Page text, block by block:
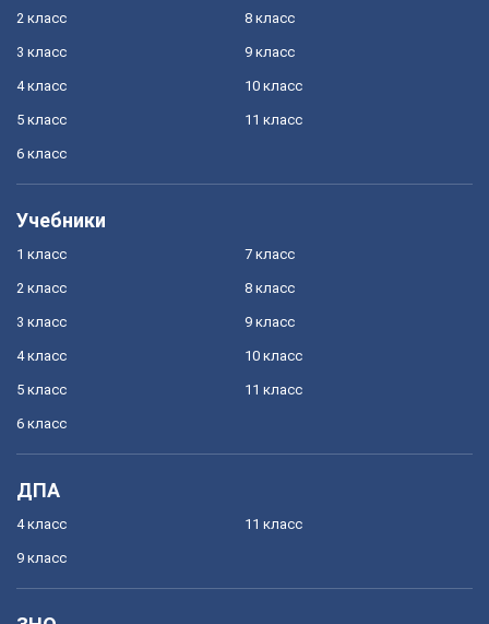
2 класс
3 класс
4 класс
5 класс
6 класс
8 класс
9 класс
10 класс
11 класс
Учебники
1 класс
2 класс
3 класс
4 класс
5 класс
6 класс
7 класс
8 класс
9 класс
10 класс
11 класс
ДПА
4 класс
9 класс
11 класс